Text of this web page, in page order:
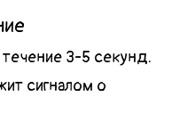
3-5 секунд.
сигналом о